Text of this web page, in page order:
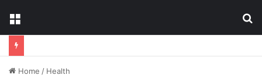
Home / Health